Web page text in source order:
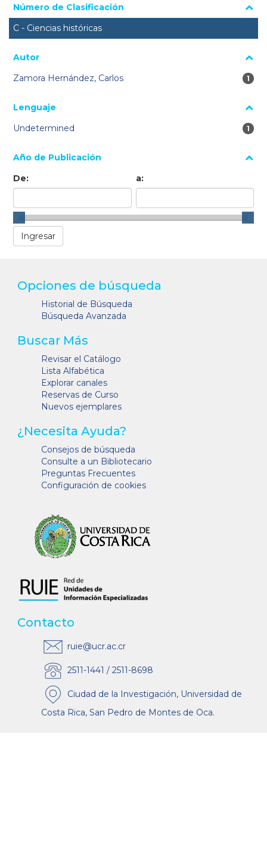
Número de Clasificación
C - Ciencias históricas
Autor
Zamora Hernández, Carlos
1
1
Lenguaje
Undetermined
1
1
Año de Publicación
De:
a:
Opciones de búsqueda
Historial de Búsqueda
Búsqueda Avanzada
Buscar Más
Revisar el Catálogo
Lista Alfabética
Explorar canales
Reservas de Curso
Nuevos ejemplares
¿Necesita Ayuda?
Consejos de búsqueda
Consulte a un Bibliotecario
Preguntas Frecuentes
Configuración de cookies
Contacto
ruie@ucr.ac.cr
2511-1441 / 2511-8698
Ciudad de la Investigación, Universidad de
Costa Rica, San Pedro de Montes de Oca.